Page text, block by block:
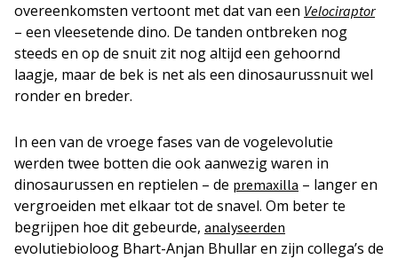
overeenkomsten vertoont met dat van een Velociraptor
– een vleesetende dino. De tanden ontbreken nog
steeds en op de snuit zit nog altijd een gehoornd
laagje, maar de bek is net als een dinosaurussnuit wel
ronder en breder.
In een van de vroege fases van de vogelevolutie
werden twee botten die ook aanwezig waren in
dinosaurussen en reptielen – de premaxilla – langer en
vergroeiden met elkaar tot de snavel. Om beter te
begrijpen hoe dit gebeurde, analyseerden
evolutiebioloog Bhart-Anjan Bhullar en zijn collega’s de